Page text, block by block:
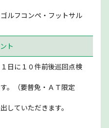
ルフコンペ・フットサル
ト
日に１０件前後巡回点検
。（要普免・ＡＴ限定
していただきます。